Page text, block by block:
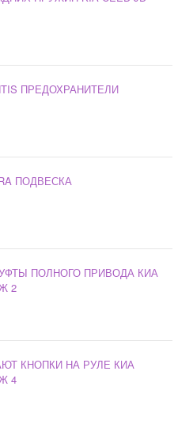
ПРЕДОХРАНИТЕЛИ
ПОДВЕСКА
ПОЛНОГО ПРИВОДА КИА
2
КНОПКИ НА РУЛЕ КИА
4